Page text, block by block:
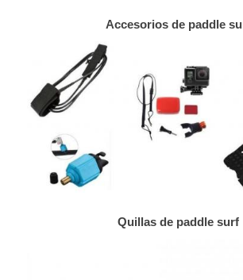
Accesorios de paddle
Quillas de paddle surf